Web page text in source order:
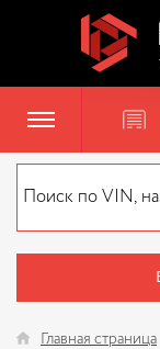
Главная страница